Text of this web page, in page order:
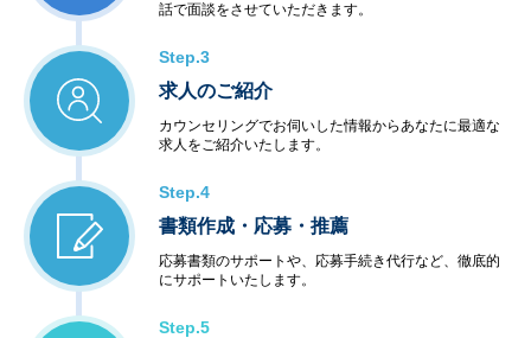
話で面談をさせていただきます。
Step.3
求人のご紹介
カウンセリングでお伺いした情報からあなたに最適な
求人をご紹介いたします。
Step.4
書類作成・応募・推薦
応募書類のサポートや、応募手続き代行など、徹底的
にサポートいたします。
Step.5